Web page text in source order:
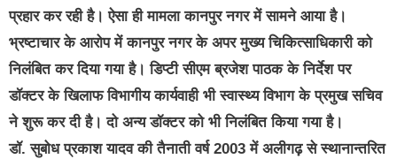
प्रहार कर रही है। ऐसा ही मामला कानपुर नगर में सामने आया है।
भ्रष्टाचार के आरोप में कानपुर नगर के अपर मुख्य चिकित्साधिकारी को
निलंबित कर दिया गया है। डिप्टी सीएम ब्रजेश पाठक के निर्देश पर
डॉक्टर के खिलाफ विभागीय कार्यवाही भी स्वास्थ्य विभाग के प्रमुख सचिव
ने शुरू कर दी है। दो अन्य डॉक्टर को भी निलंबित किया गया है।
डॉ. सुबोध प्रकाश यादव की तैनाती वर्ष 2003 में अलीगढ़ से स्थानान्तरित